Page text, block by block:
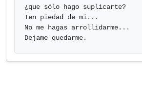
¿que sólo hago suplicarte?
Ten piedad de mi...
No me hagas arrollidarme...
Dejame quedarme.